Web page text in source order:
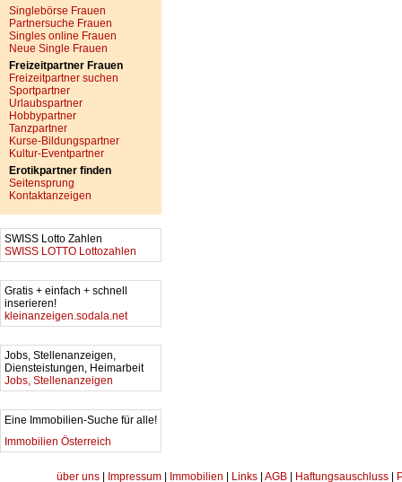
Singlebörse Frauen
Partnersuche Frauen
Singles online Frauen
Neue Single Frauen
Freizeitpartner Frauen
Freizeitpartner suchen
Sportpartner
Urlaubspartner
Hobbypartner
Tanzpartner
Kurse-Bildungspartner
Kultur-Eventpartner
Erotikpartner finden
Seitensprung
Kontaktanzeigen
SWISS Lotto Zahlen
SWISS LOTTO Lottozahlen
Gratis + einfach + schnell
inserieren!
kleinanzeigen.sodala.net
Jobs, Stellenanzeigen,
Diensteistungen, Heimarbeit
Jobs, Stellenanzeigen
Eine Immobilien-Suche für alle!
Immobilien Österreich
über uns Impressum Immobilien Links AGB Haftungsauschluss